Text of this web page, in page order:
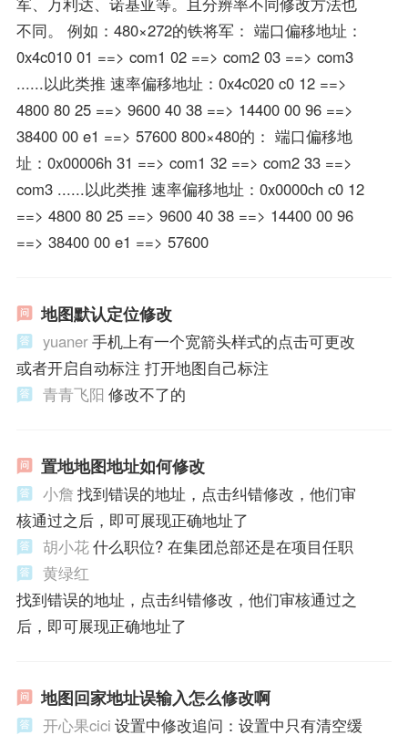
不同。 例如：480×272的铁将军： 端口偏移地址：
0x4c010 01 ==> com1 02 ==> com2 03 ==> com3
......以此类推 速率偏移地址：0x4c020 c0 12 ==>
4800 80 25 ==> 9600 40 38 ==> 14400 00 96 ==>
38400 00 e1 ==> 57600 800×480的： 端口偏移地
址：0x00006h 31 ==> com1 32 ==> com2 33 ==>
com3 ......以此类推 速率偏移地址：0x0000ch c0 12
==> 4800 80 25 ==> 9600 40 38 ==> 14400 00 96
==> 38400 00 e1 ==> 57600
地图默认定位修改
yuaner手机上有一个宽箭头样式的点击可更改
或者开启自动标注 打开地图自己标注
青青飞阳 修改不了的
置地地图地址如何修改
小詹 找到错误的地址，点击纠错修改，他们审
核通过之后，即可展现正确地址了
胡小花什么职位? 在集团总部还是在项目任职
黄绿红
找到错误的地址，点击纠错修改，他们审核通过之
后，即可展现正确地址了
地图回家地址误输入怎么修改啊
开心果cici 设置中修改追问：设置中只有清空缓